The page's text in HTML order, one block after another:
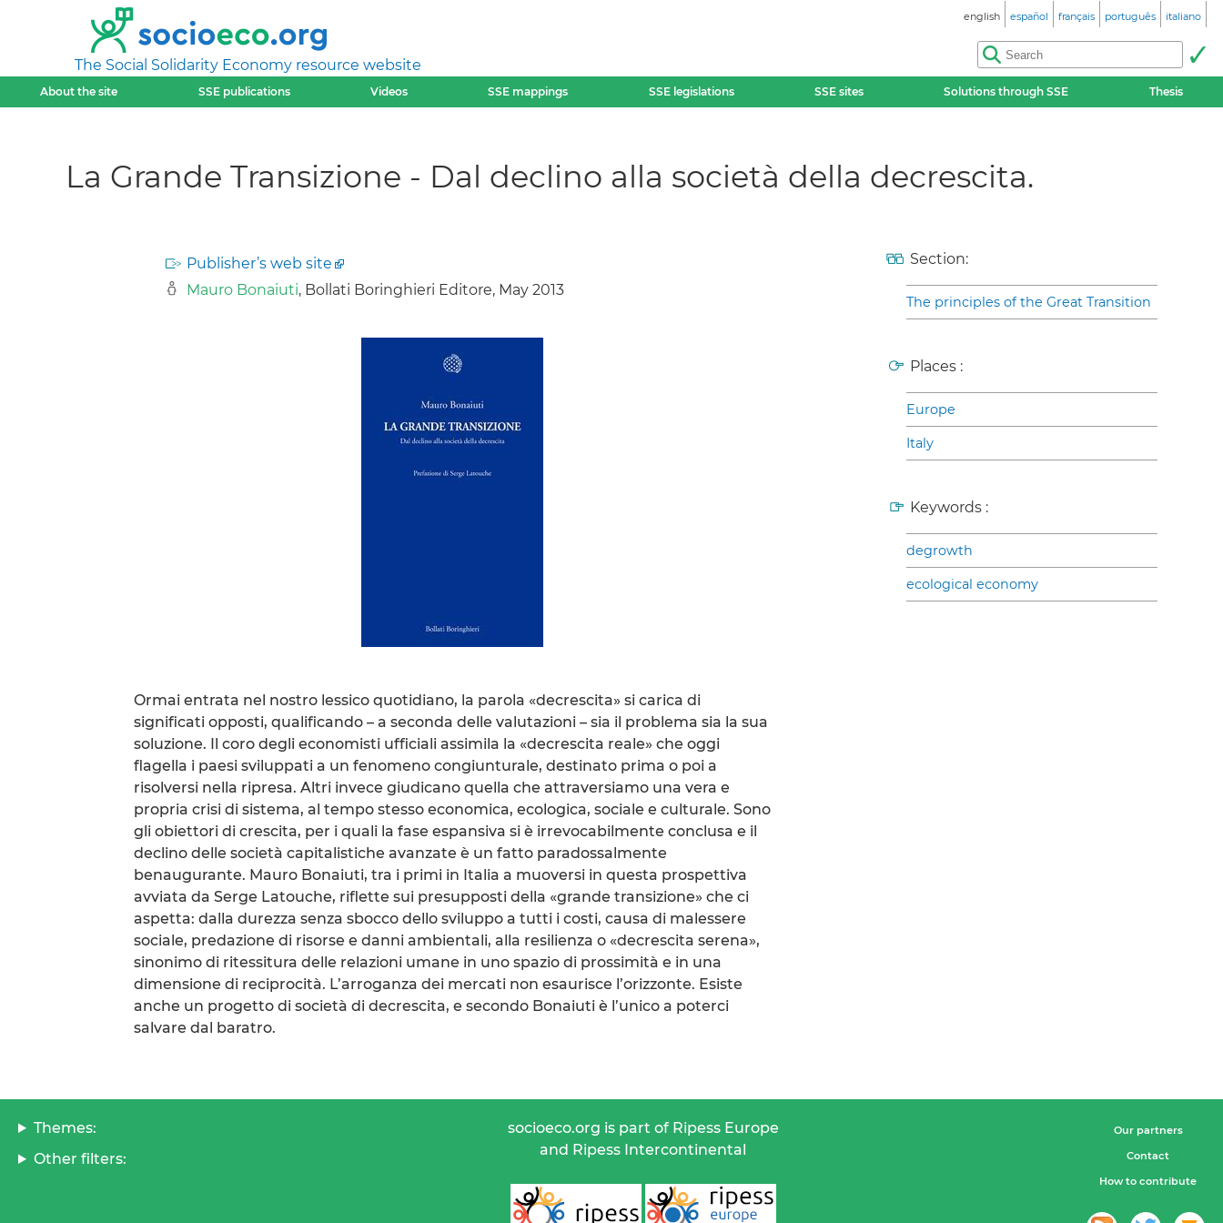
The Social Solidarity Economy resource website
english español français português italiano
About the site SSE publications Videos SSE mappings SSE legislations SSE sites Solutions through SSE Thesis
La Grande Transizione - Dal declino alla società della decrescita.
Publisher’s web site
Mauro Bonaiuti, Bollati Boringhieri Editore, May 2013
Ormai entrata nel nostro lessico quotidiano, la parola «decrescita» si carica di
significati opposti, qualificando – a seconda delle valutazioni – sia il problema sia la sua
soluzione. Il coro degli economisti ufficiali assimila la «decrescita reale» che oggi
flagella i paesi sviluppati a un fenomeno congiunturale, destinato prima o poi a
risolversi nella ripresa. Altri invece giudicano quella che attraversiamo una vera e
propria crisi di sistema, al tempo stesso economica, ecologica, sociale e culturale. Sono
gli obiettori di crescita, per i quali la fase espansiva si è irrevocabilmente conclusa e il
declino delle società capitalistiche avanzate è un fatto paradossalmente
benaugurante. Mauro Bonaiuti, tra i primi in Italia a muoversi in questa prospettiva
avviata da Serge Latouche, riflette sui presupposti della «grande transizione» che ci
aspetta: dalla durezza senza sbocco dello sviluppo a tutti i costi, causa di malessere
sociale, predazione di risorse e danni ambientali, alla resilienza o «decrescita serena»,
sinonimo di ritessitura delle relazioni umane in uno spazio di prossimità e in una
dimensione di reciprocità. L’arroganza dei mercati non esaurisce l’orizzonte. Esiste
anche un progetto di società di decrescita, e secondo Bonaiuti è l’unico a poterci
salvare dal baratro.
Section:
The principles of the Great Transition
Places :
Europe
Italy
Keywords :
degrowth
ecological economy
Themes:
Other filters:
socioeco.org is part of Ripess Europe
and Ripess Intercontinental
Our partners
Contact
How to contribute